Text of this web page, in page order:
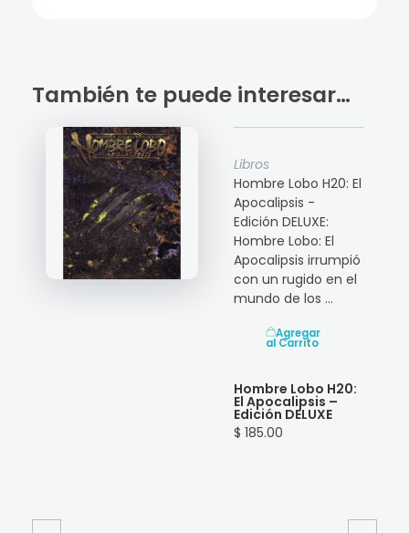
También te puede interesar…
Hombre Lobo H20:
El Apocalipsis –
Edición DELUXE
$ 185.00
Libros
Hombre Lobo H20: El
Apocalipsis -
Edición DELUXE:
Hombre Lobo: El
Apocalipsis irrumpió
con un rugido en el
mundo de los ...
Agregar
al Carrito